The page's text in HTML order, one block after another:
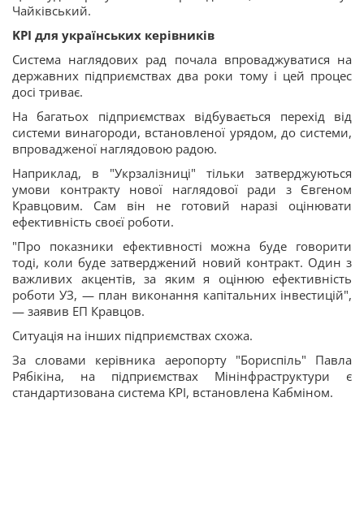
Чайківський.
KPI для українських керівників
Система наглядових рад почала впроваджуватися на
державних підприємствах два роки тому і цей процес
досі триває.
На багатьох підприємствах відбувається перехід від
системи винагороди, встановленої урядом, до системи,
впровадженої наглядовою радою.
Наприклад, в "Укрзалізниці" тільки затверджуються
умови контракту нової наглядової ради з Євгеном
Кравцовим. Сам він не готовий наразі оцінювати
ефективність своєї роботи.
"Про показники ефективності можна буде говорити
тоді, коли буде затверджений новий контракт. Один з
важливих акцентів, за яким я оцінюю ефективність
роботи УЗ, — план виконання капітальних інвестицій",
— заявив ЕП Кравцов.
Ситуація на інших підприємствах схожа.
За словами керівника аеропорту "Бориспіль" Павла
Рябікіна, на підприємствах Мінінфраструктури є
стандартизована система KPI, встановлена Кабміном.